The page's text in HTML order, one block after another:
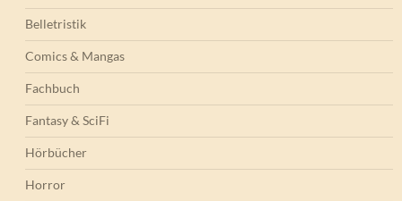
Belletristik
Comics & Mangas
Fachbuch
Fantasy & SciFi
Hörbücher
Horror